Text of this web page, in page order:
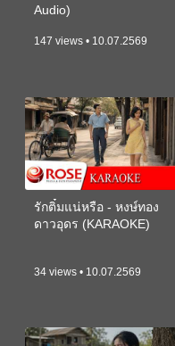
Audio)
147 views • 10.07.2569
รักติ๋มแน่หรือ - หงษ์ทอง
ดาวอุดร (KARAOKE)
34 views • 10.07.2569